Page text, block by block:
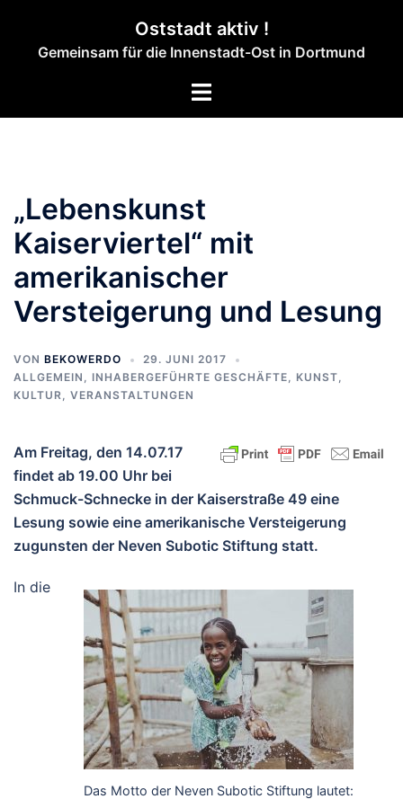
springen
Oststadt aktiv !
Gemeinsam für die Innenstadt-Ost in Dortmund
Menü
„Lebenskunst
Kaiserviertel“ mit
amerikanischer
Versteigerung und Lesung
VON BEKOWERDO
29. JUNI 2017
ALLGEMEIN , INHABERGEFÜHRTE GESCHÄFTE, KUNST,
KULTUR, VERANSTALTUNGEN
Am Freitag, den 14.07.17
findet ab 19.00 Uhr bei
Schmuck-Schnecke in der Kaiserstraße 49 eine
Lesung sowie eine amerikanische Versteigerung
zugunsten der Neven Subotic Stiftung statt.
Das Motto der Neven Subotic Stiftung lautet:
In die